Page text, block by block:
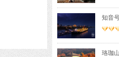
知音
珞珈山